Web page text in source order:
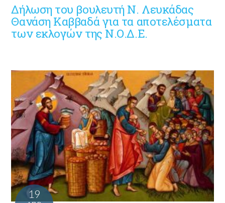
Δήλωση του βουλευτή N. Λευκάδας
Θανάση Καββαδά για τα αποτελέσματα
των εκλογών της Ν.Ο.Δ.Ε.
19